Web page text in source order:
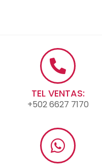
TEL VENTAS:
+502 6627 7170